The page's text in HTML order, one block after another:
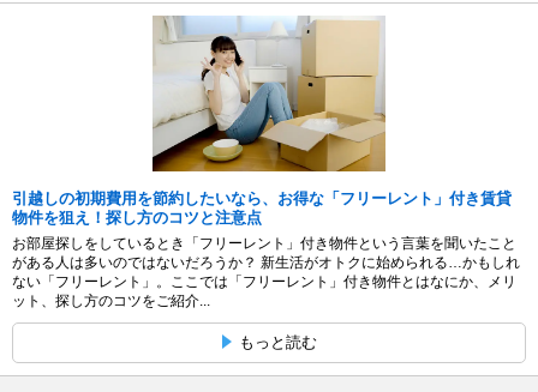
引越しの初期費用を節約したいなら、お得な「フリーレント」付き賃貸
物件を狙え！探し方のコツと注意点
お部屋探しをしているとき「フリーレント」付き物件という言葉を聞いたこと
がある人は多いのではないだろうか？ 新生活がオトクに始められる…かもしれ
ない「フリーレント」。ここでは「フリーレント」付き物件とはなにか、メリ
ット、探し方のコツをご紹介...
もっと読む